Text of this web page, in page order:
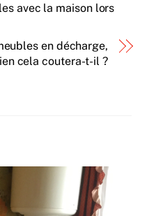
avec la maison lors
en décharge,
cela coutera-t-il ?